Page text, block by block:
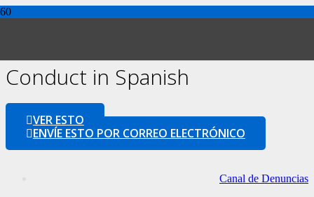
Conduct in Spanish
VER ESTO
ENVÍE ESTO POR CORREO ELECTRÓNICO
Canal de Denuncias